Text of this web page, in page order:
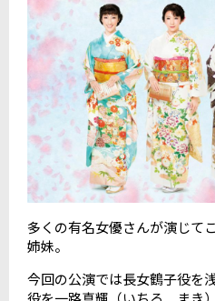
多くの有名女優さんが演じて
姉妹。
今回の公演では長女鶴子役を